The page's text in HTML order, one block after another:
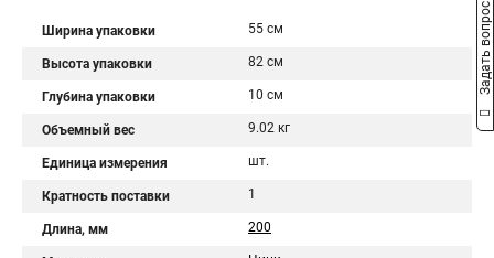
Ширина упаковки 55 см
Высота упаковки 82 см
Глубина упаковки 10 см
Объемный вес 9.02 кг
Единица измерения шт.
Кратность поставки 1
Длина, мм 200
Задать вопрос